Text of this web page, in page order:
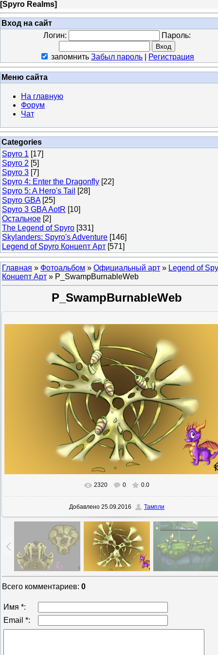
[Spyro Realms]
Вход на сайт
Логин:
Пароль:
запомнить Забыл пароль Регистрация
Меню сайта
На главную
Форум
Чат
Categories
Spyro 1 [17]
Spyro 2 [5]
Spyro 3 [7]
Spyro 4: Enter the Dragonfly [22]
Spyro 5: A Hero's Tail
[28]
Spyro GBA [25]
Spyro 3 GBA AotR [10]
Остальное [2]
The Legend of Spyro [331]
Skylanders: Spyro's Adventure [146]
Legend of Spyro Концепт Арт [571]
Главная » Фотоальбом » Официальный арт » Legend of
Концепт Арт » P_SwampBurnableWeb
P_SwampBurnableWeb
В реальном размере 800x533
2320 0 0.0
Добавлено 25.09.2016 Тампли
Всего комментариев: 0
Имя *:
Email *: